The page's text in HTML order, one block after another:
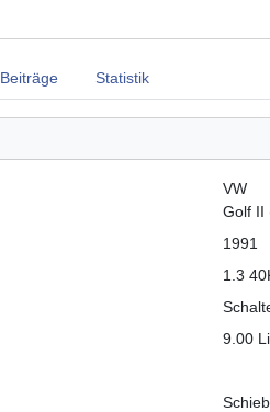
Beiträge Statistik
VW
Golf II
1991
1.3
9.00